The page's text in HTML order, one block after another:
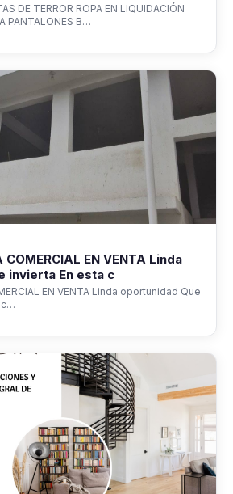
DE TERROR ROPA EN LIQUIDACIÓN
PANTALONES B…
EN VENTA Linda
invierta En esta c
EN VENTA Linda oportunidad Que
c…